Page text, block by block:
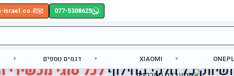
077-5308625
✉️
israel.co.il
XIAOMI דגמים נוספים
כל חלקי החילוףלכל סוגי מכשירי